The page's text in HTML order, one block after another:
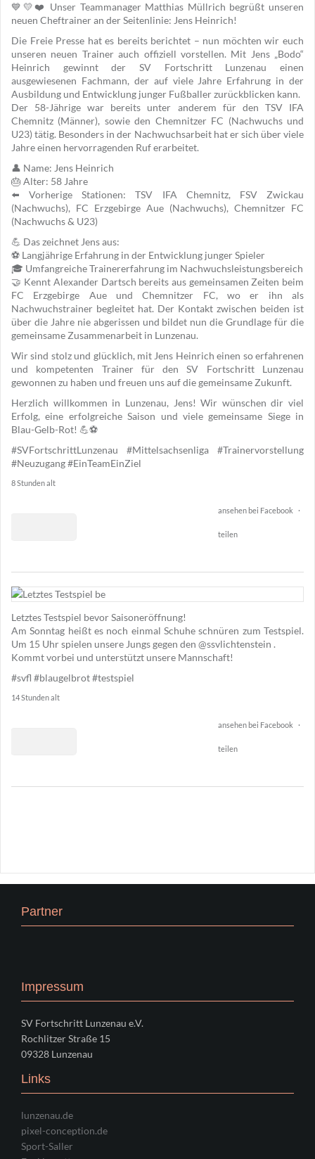
💙💛❤️ Unser Teammanager Matthias Müllrich begrüßt unseren
neuen Cheftrainer an der Seitenlinie: Jens Heinrich!
Die Freie Presse hat es bereits berichtet – nun möchten wir euch
unseren neuen Trainer auch offiziell vorstellen. Mit Jens „Bodo“
Heinrich gewinnt der SV Fortschritt Lunzenau einen
ausgewiesenen Fachmann, der auf viele Jahre Erfahrung in der
Ausbildung und Entwicklung junger Fußballer zurückblicken kann.
Der 58-Jährige war bereits unter anderem für den TSV IFA
Chemnitz (Männer), sowie den Chemnitzer FC (Nachwuchs und
U23) tätig. Besonders in der Nachwuchsarbeit hat er sich über viele
Jahre einen hervorragenden Ruf erarbeitet.
👤 Name: Jens Heinrich
🎂 Alter: 58 Jahre
⬅️ Vorherige Stationen: TSV IFA Chemnitz, FSV Zwickau
(Nachwuchs), FC Erzgebirge Aue (Nachwuchs), Chemnitzer FC
(Nachwuchs & U23)
💪 Das zeichnet Jens aus:
⚽ Langjährige Erfahrung in der Entwicklung junger Spieler
🎓 Umfangreiche Trainererfahrung im Nachwuchsleistungsbereich
🤝 Kennt Alexander Dartsch bereits aus gemeinsamen Zeiten beim
FC Erzgebirge Aue und Chemnitzer FC, wo er ihn als
Nachwuchstrainer begleitet hat. Der Kontakt zwischen beiden ist
über die Jahre nie abgerissen und bildet nun die Grundlage für die
gemeinsame Zusammenarbeit in Lunzenau.
Wir sind stolz und glücklich, mit Jens Heinrich einen so erfahrenen
und kompetenten Trainer für den SV Fortschritt Lunzenau
gewonnen zu haben und freuen uns auf die gemeinsame Zukunft.
Herzlich willkommen in Lunzenau, Jens! Wir wünschen dir viel
Erfolg, eine erfolgreiche Saison und viele gemeinsame Siege in
Blau-Gelb-Rot! 💪⚽
#SVFortschrittLunzenau
#Mittelsachsenliga
#Trainervorstellung
#Neuzugang#EinTeamEinZiel
8 Stunden alt
ansehen bei Facebook ·
teilen
24
1
1
Letztes Testspiel bevor Saisoneröffnung!
Am Sonntag heißt es noch einmal Schuhe schnüren zum Testspiel.
Um 15 Uhr spielen unsere Jungs gegen den @ssvlichtenstein .
Kommt vorbei und unterstützt unsere Mannschaft!
#svfl #blaugelbrot#testspiel
14 Stunden alt
ansehen bei Facebook ·
teilen
2
Partner
Impressum
SV Fortschritt Lunzenau e.V.
Rochlitzer Straße 15
09328 Lunzenau
Links
lunzenau.de
pixel-conception.de
Sport-Saller